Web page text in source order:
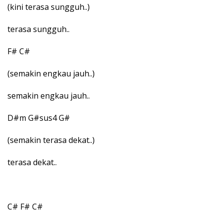
(kini terasa sungguh..)
terasa sungguh..
F# C#
(semakin engkau jauh..)
semakin engkau jauh..
D#m G#sus4 G#
(semakin terasa dekat..)
terasa dekat..
C# F# C#